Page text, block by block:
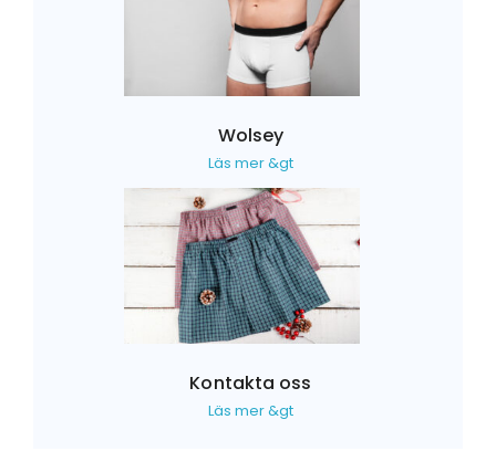
Wolsey
Läs mer &gt
Kontakta oss
Läs mer &gt